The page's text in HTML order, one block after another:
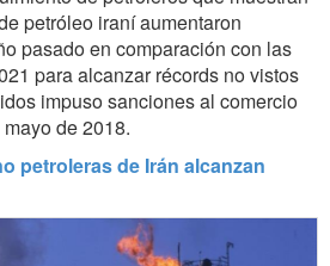
petróleo iraní aumentaron
pasado en comparación con las
para alcanzar récords no vistos
impuso sanciones al comercio
de 2018.
petroleras de Irán alcanzan